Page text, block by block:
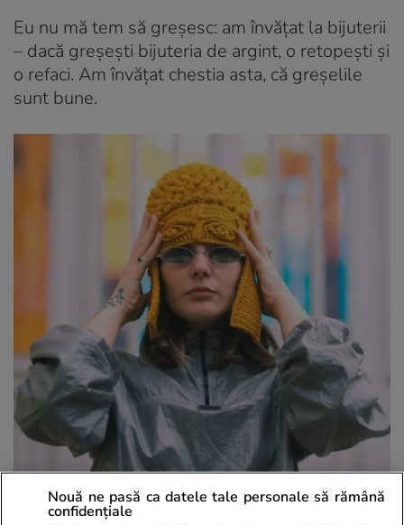
Eu nu mă tem să greșesc: am învățat la bijuterii
– dacă greșești bijuteria de argint, o retopești și
o refaci. Am învățat chestia asta, că greșelile
sunt bune.
Nouă ne pasă ca datele tale personale să rămână
confidențiale